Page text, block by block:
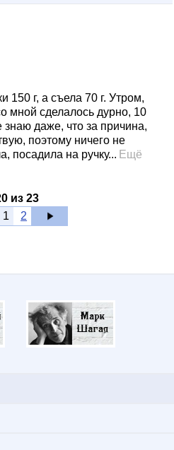
150 г, а съела 70 г. Утром,
мной сделалось дурно, 10
даже, что за причина,
поэтому ничего не
посадила на ручку... Ещё
из 23
1
2